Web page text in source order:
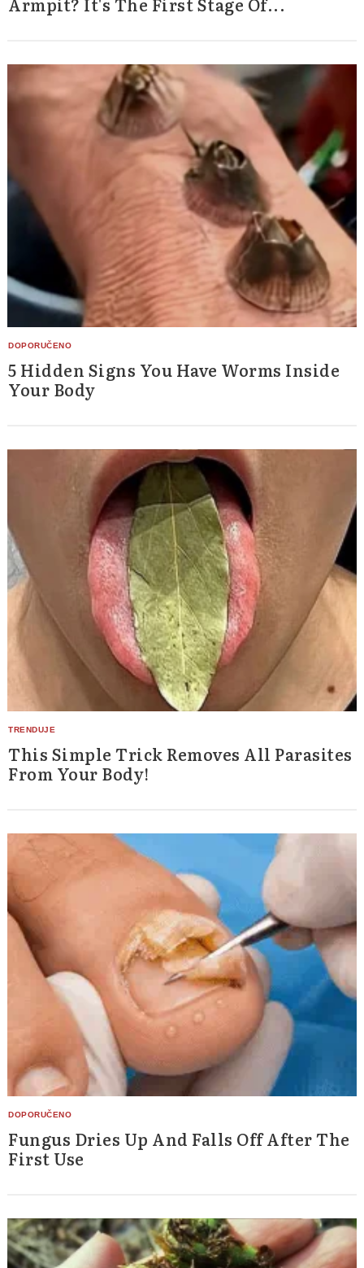
5 Hidden Signs You Have Worms Inside
Your Body
This Simple Trick Removes All Parasites
From Your Body!
Fungus Dries Up And Falls Off After The
First Use
Search